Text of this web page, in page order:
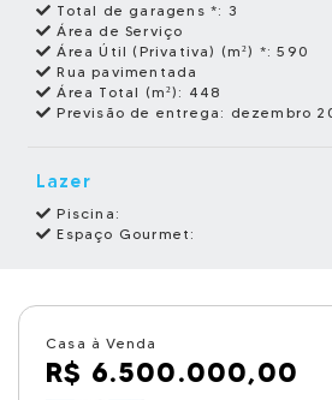
Total de garagens *: 3
Área de Serviço
Área Útil (Privativa) (m²) *:590
Rua pavimentada
Área Total (m²): 448
Previsão de entrega: dezembro
Lazer
Piscina:
Espaço Gourmet:
Casa à Venda
R$ 6.500.000,00